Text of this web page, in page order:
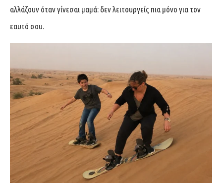
αλλάζουν όταν γίνεσαι μαμά: δεν λειτουργείς πια μόνο για τον
εαυτό σου.